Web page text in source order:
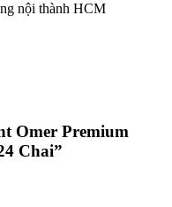
nội thành HCM
Omer Premium
Chai”